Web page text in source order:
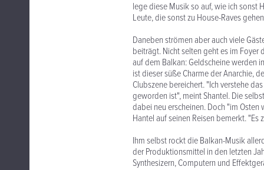
lege diese Musik so auf, wie ich sonst
Leute, die sonst zu House-Raves
Daneben strömen aber auch viele
beiträgt. Nicht selten geht es im Foyer
auf dem Balkan: Geldscheine werden
ist dieser süße Charme der Anarchie,
Clubszene bereichert. "Ich verstehe
geworden ist", meint Shantel. Die
dabei neu erscheinen. Doch "im
Hantel auf seinen Reisen bemerkt.
Ihm selbst rockt die Balkan-Musik
der Produktionsmittel in den letzten
Synthesizern, Computern und